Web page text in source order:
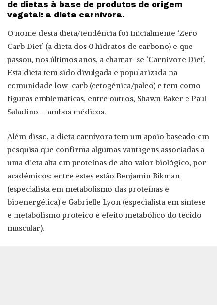
de dietas à base de produtos de origem
vegetal: a dieta carnívora.
O nome desta dieta/tendência foi inicialmente ‘Zero
Carb Diet’ (a dieta dos 0 hidratos de carbono) e que
passou, nos últimos anos, a chamar-se ‘Carnivore Diet’.
Esta dieta tem sido divulgada e popularizada na
comunidade low-carb (cetogénica/paleo) e tem como
figuras emblemáticas, entre outros, Shawn Baker e Paul
Saladino – ambos médicos.
Além disso, a dieta carnívora tem um apoio baseado em
pesquisa que confirma algumas vantagens associadas a
uma dieta alta em proteínas de alto valor biológico, por
académicos: entre estes estão Benjamin Bikman
(especialista em metabolismo das proteínas e
bioenergética) e Gabrielle Lyon (especialista em síntese
e metabolismo proteico e efeito metabólico do tecido
muscular).